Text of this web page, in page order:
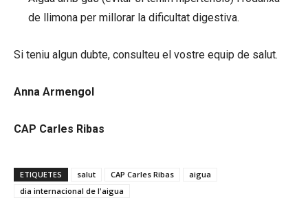
de llimona per millorar la dificultat digestiva.
Si teniu algun dubte, consulteu el vostre equip de salut.
Anna Armengol
CAP Carles Ribas
ETIQUETES salut CAP Carles Ribas
aigua
dia internacional de l'aigua